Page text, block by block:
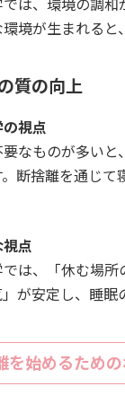
では、環境の調和
境が生まれると
質の向上
視点
なものが多い
。断捨離を通じ
点
では、「休む場所
が安定し、睡眠
を始めるため